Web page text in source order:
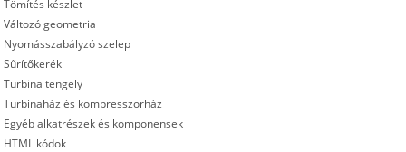
Tömítés készlet
Változó geometria
Nyomásszabályzó szelep
Sűrítőkerék
Turbina tengely
Turbinaház és kompresszorház
Egyéb alkatrészek és komponensek
HTML kódok